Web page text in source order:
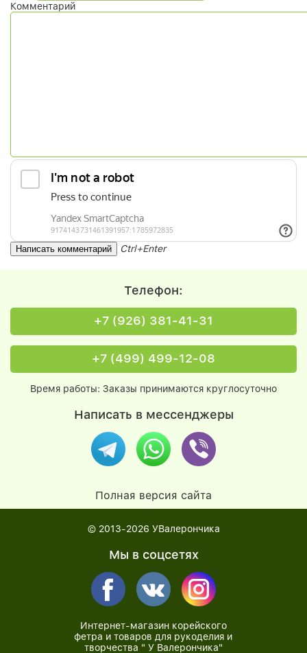
Комментарий
Ctrl+Enter
Телефон:
+7 (926) 381-41-31
+7 (499) 499-12-08
Время работы: Заказы принимаются круглосуточно
Написать в мессенджеры
Полная версия сайта
© 2013-2026 УВалерончика
Мы в соцсетях
Интернет-магазин корейского
фетра и товаров для рукоделия и
творчества " У Валерончика"